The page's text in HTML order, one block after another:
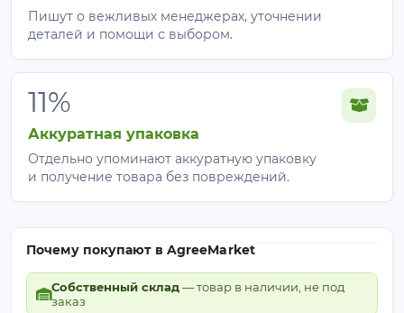
Пишут о вежливых менеджерах, уточнении
деталей и помощи с выбором.
11%
Аккуратная упаковка
Отдельно упоминают аккуратную упаковку
и получение товара без повреждений.
Почему покупают в AgreeMarket
Собственный склад— товар в наличии, не под
заказ